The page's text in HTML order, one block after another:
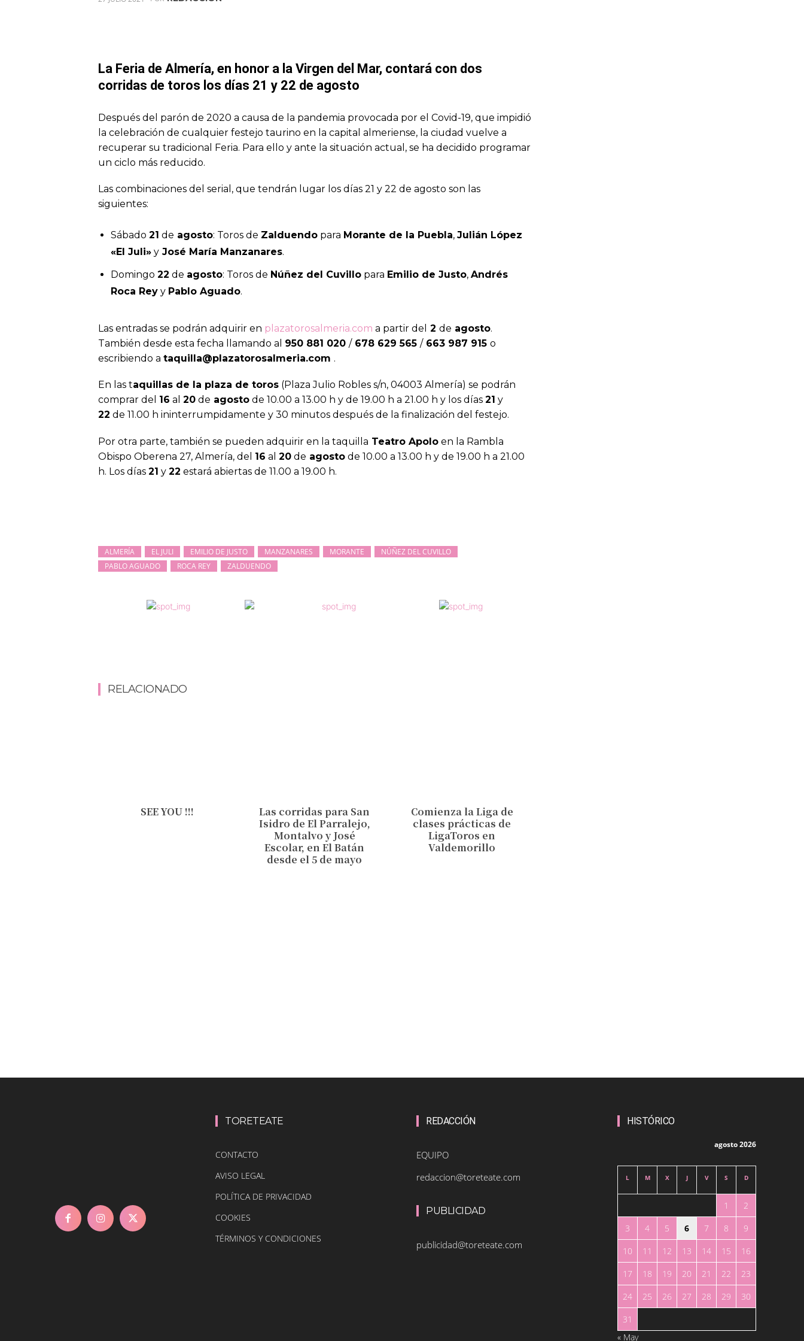
La Feria de Almería, en honor a la Virgen del Mar, contará con dos
corridas de toros los días 21 y 22 de agosto
Después del parón de 2020 a causa de la pandemia provocada por el Covid-19, que impidió
la celebración de cualquier festejo taurino en la capital almeriense, la ciudad vuelve a
recuperar su tradicional Feria. Para ello y ante la situación actual, se ha decidido programar
un ciclo más reducido.
Las combinaciones del serial, que tendrán lugar los días 21 y 22 de agosto son las
siguientes:
Sábado 21 de agosto: Toros de Zalduendo para Morante de la Puebla, Julián López
«El Juli» y José María Manzanares.
Domingo 22 de agosto: Toros de Núñez del Cuvillo para Emilio de Justo, Andrés
Roca Rey y Pablo Aguado.
Las entradas se podrán adquirir en plazatorosalmeria.com a partir del 2 de agosto.
También desde esta fecha llamando al 950 881 020 /678 629 565 /663 987 915 o
escribiendo a taquilla@plazatorosalmeria.com .
En las taquillas de la plaza de toros (Plaza Julio Robles s/n, 04003 Almería) se podrán
comprar del 16 al 20 de agosto de 10.00 a 13.00 h y de 19.00 h a 21.00 h y los días 21 y
22 de 11.00 h ininterrumpidamente y 30 minutos después de la finalización del festejo.
Por otra parte, también se pueden adquirir en la taquilla Teatro Apolo en la Rambla
Obispo Oberena 27, Almería, del 16 al 20 de agosto de 10.00 a 13.00 h y de 19.00 h a 21.00
h. Los días 21 y 22 estará abiertas de 11.00 a 19.00 h.
ALMERÍA EL JULI EMILIO DE JUSTO MANZANARES MORANTE
NÚÑEZ DEL CUVILLO
PABLO AGUADO
ROCA REY ZALDUENDO
RELACIONADO
SEE YOU !!!
Las corridas para San
Isidro de El Parralejo,
Montalvo y José
Escolar, en El Batán
desde el 5 de mayo
Comienza la Liga de
clases prácticas de
LigaToros en
Valdemorillo
TORETEATE
CONTACTO
AVISO LEGAL
POLÍTICA DE PRIVACIDAD
COOKIES
TÉRMINOS Y CONDICIONES
REDACCIÓN
EQUIPO
redaccion@toreteate.com
PUBLICIDAD
publicidad@toreteate.com
HISTÓRICO
agosto 2026
L M X J V S D
1
2
3
4 5 6 7 8
9
10
11 12 13 14 15
16
17
18 19 20 21 22
23
24
25 26 27 28 29
30
31
« May